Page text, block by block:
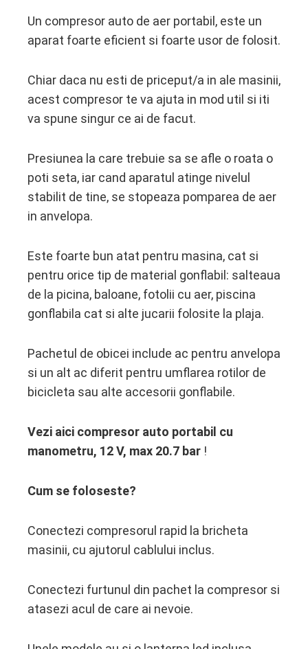
Un compresor auto de aer portabil, este un
aparat foarte eficient si foarte usor de folosit.
Chiar daca nu esti de priceput/a in ale masinii,
acest compresor te va ajuta in mod util si iti
va spune singur ce ai de facut.
Presiunea la care trebuie sa se afle o roata o
poti seta, iar cand aparatul atinge nivelul
stabilit de tine, se stopeaza pomparea de aer
in anvelopa.
Este foarte bun atat pentru masina, cat si
pentru orice tip de material gonflabil: salteaua
de la picina, baloane, fotolii cu aer, piscina
gonflabila cat si alte jucarii folosite la plaja.
Pachetul de obicei include ac pentru anvelopa
si un alt ac diferit pentru umflarea rotilor de
bicicleta sau alte accesorii gonflabile.
Vezi aici compresor auto portabil cu
manometru, 12 V, max 20.7 bar !
Cum se foloseste?
Conectezi compresorul rapid la bricheta
masinii, cu ajutorul cablului inclus.
Conectezi furtunul din pachet la compresor si
atasezi acul de care ai nevoie.